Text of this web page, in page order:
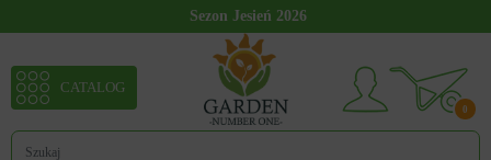
Sezon Jesień 2026
0
CATALOG